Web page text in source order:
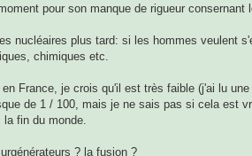
pour son manque de rigueur consernant
nucléaires plus tard: si les hommes veulent
chimiques etc.
France, je crois qu'il est très faible (j'ai lu
de 1 / 100, mais je ne sais pas si cela est
fin du monde.
? la fusion ?